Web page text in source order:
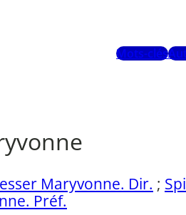
Mots-clés
Maryvonne. Dir. ;
Préf.